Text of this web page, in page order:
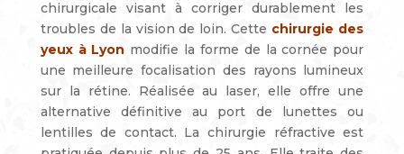
chirurgicale visant à corriger durablement les
troubles de la vision de loin. Cette chirurgie des
yeux à Lyon modifie la forme de la cornée pour
une meilleure focalisation des rayons lumineux
sur la rétine. Réalisée au laser, elle offre une
alternative définitive au port de lunettes ou
lentilles de contact. La chirurgie réfractive est